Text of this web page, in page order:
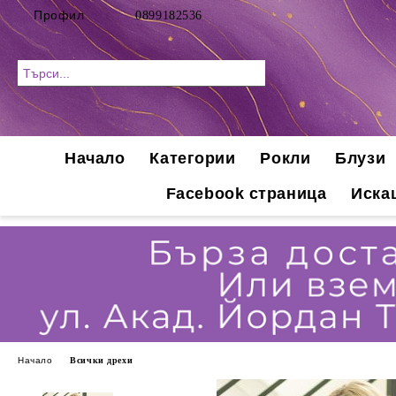
Профил 0899182536
Начало Категории Рокли
Блузи
Facebook страница
Начало Всички дрехи